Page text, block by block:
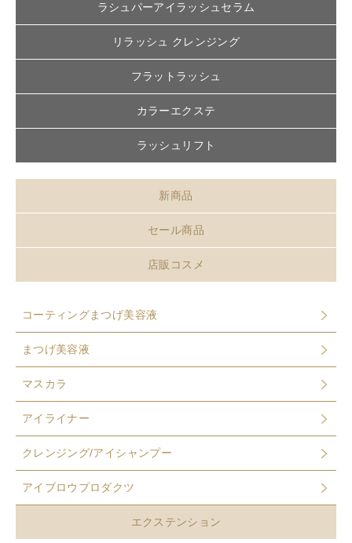
ラシュパーアイラッシュセラム
リラッシュ クレンジング
フラットラッシュ
カラーエクステ
ラッシュリフト
新商品
セール商品
店販コスメ
コーティングまつげ美容液
まつげ美容液
マスカラ
アイライナー
クレンジング/アイシャンプー
アイブロウプロダクツ
エクステンション